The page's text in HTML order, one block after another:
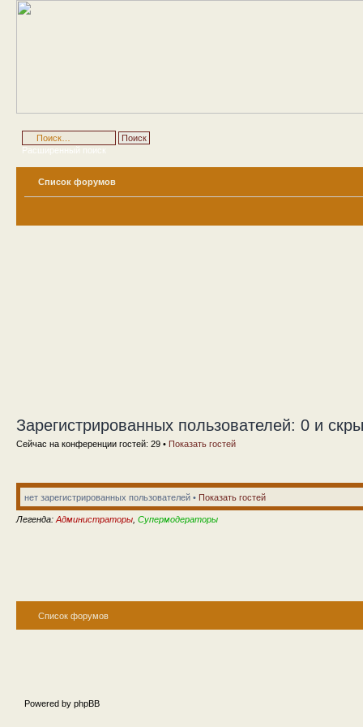
Расширенный поиск
Список форумов
Зарегистрированных пользователей: 0 и
Сейчас на конференции гостей: 29 • Показать гостей
нет зарегистрированных пользователей • Показать гостей
Легенда: Администраторы Супермодераторы
Список форумов
Powered by phpBB